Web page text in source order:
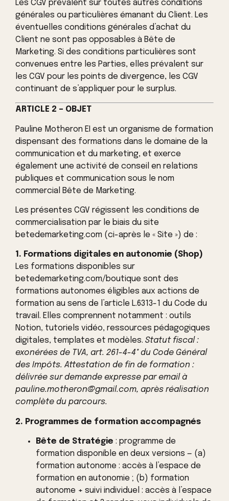
Les CGV prévalent sur toutes autres conditions
générales ou particulières émanant du Client. Les
éventuelles conditions générales d’achat du
Client ne sont pas opposables à Bête de
Marketing. Si des conditions particulières sont
convenues entre les Parties, elles prévalent sur
les CGV pour les points de divergence, les CGV
continuant de s’appliquer pour le surplus.
ARTICLE 2 – OBJET
Pauline Motheron EI est un organisme de formation
dispensant des formations dans le domaine de la
communication et du marketing, et exerce
également une activité de conseil en relations
publiques et communication sous le nom
commercial Bête de Marketing.
Les présentes CGV régissent les conditions de
commercialisation par le biais du site
betedemarketing.com (ci-après le « Site ») de :
1. Formations digitales en autonomie (Shop)
Les formations disponibles sur
betedemarketing.com/boutique sont des
formations autonomes éligibles aux actions de
formation au sens de l’article L.6313-1 du Code du
travail. Elles comprennent notamment : outils
Notion, tutoriels vidéo, ressources pédagogiques
digitales, templates et modèles. Statut fiscal :
exonérées de TVA, art. 261-4-4° du Code Général
des Impôts. Attestation de fin de formation :
délivrée sur demande expresse par email à
pauline.motheron@gmail.com, après réalisation
complète du parcours.
2. Programmes de formation accompagnés
Bête de Stratégie : programme de
formation disponible en deux versions — (a)
formation autonome : accès à l’espace de
formation en autonomie ; (b) formation
autonome + suivi individuel : accès à l’espace